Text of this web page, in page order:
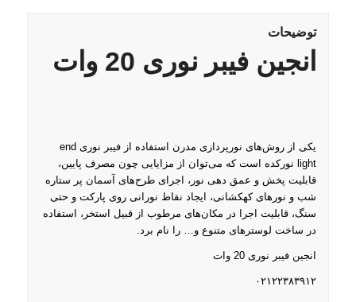
توضیحات
انجین فیبر نوری 20 وات
یکی از روش‌های نورپردازی مدرن استفاده از فیبر نوری end
light نورکده است که می‌توان از مزایایی چون مصرف پایین،
قابلیت پخش و عمق دهی نور، اجرای طرح‌های آسمان پر ستاره
شب و نورهای کهکشانی، ایجاد نقاط نورانی روی پارکت و حتی
سنگ، قابلیت اجرا در مکان‌های مرطوب از قبیل استخر، استفاده
در ساخت لوسترهای متنوع و… را نام برد.
انجین فیبر نوری 20 وات
۰۲۱۲۲۳۸۳۹۱۲